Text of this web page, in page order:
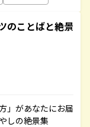
のことばと絶景
」があなたにお届
しの絶景集